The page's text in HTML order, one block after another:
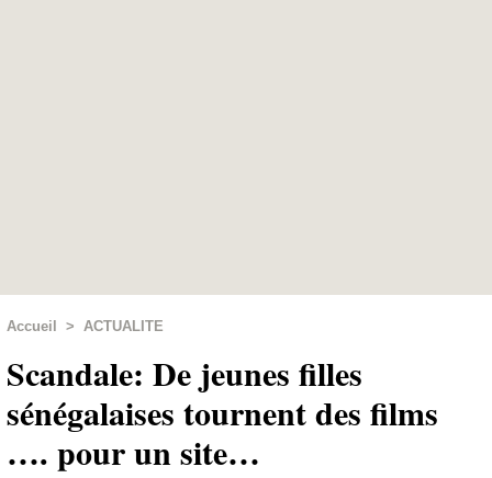
Accueil > ACTUALITE
Scandale: De jeunes filles
sénégalaises tournent des films
…. pour un site…